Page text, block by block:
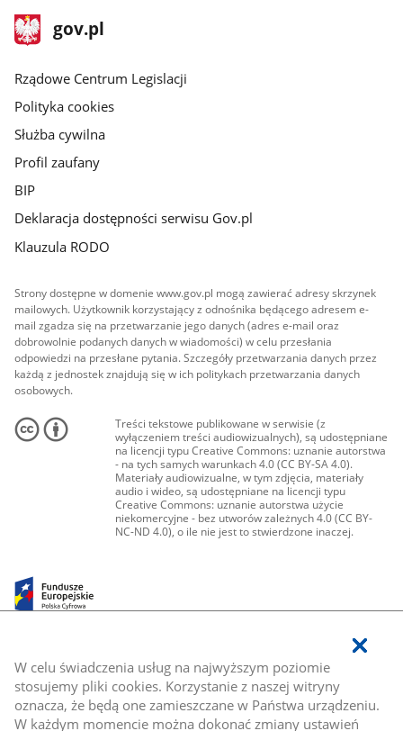
W celu świadczenia usług na najwyższym poziomie
stosujemy pliki cookies. Korzystanie z naszej witryny
oznacza, że będą one zamieszczane w Państwa urządzeniu.
W każdym momencie można dokonać zmiany ustawień
stopka
gov.plStrona
gov.pl
Rządowe Centrum Legislacji
Polityka cookies
Służba cywilna
Profil zaufany
BIP
Deklaracja dostępności serwisu Gov.pl
Klauzula RODO
Strony dostępne w domenie www.gov.pl mogą zawierać adresy skrzynek
mailowych. Użytkownik korzystający z odnośnika będącego adresem e-
mail zgadza się na przetwarzanie jego danych (adres e-mail oraz
dobrowolnie podanych danych w wiadomości) w celu przesłania
odpowiedzi na przesłane pytania. Szczegóły przetwarzania danych przez
każdą z jednostek znajdują się w ich politykach przetwarzania danych
osobowych.
Treści tekstowe publikowane w serwisie (z
wyłączeniem treści audiowizualnych), są udostępniane
na licencji typu Creative Commons: uznanie autorstwa
- na tych samych warunkach 4.0 (CC BY-SA 4.0).
Materiały audiowizualne, w tym zdjęcia, materiały
audio i wideo, są udostępniane na licencji typu
Creative Commons: uznanie autorstwa użycie
niekomercyjne - bez utworów zależnych 4.0 (CC BY-
NC-ND 4.0), o ile nie jest to stwierdzone inaczej.